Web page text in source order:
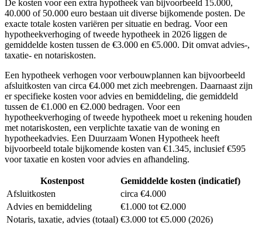
De kosten voor een extra hypotheek van bijvoorbeeld 15.000,
40.000 of 50.000 euro bestaan uit diverse bijkomende posten. De
exacte totale kosten variëren per situatie en bedrag. Voor een
hypotheekverhoging of tweede hypotheek in 2026 liggen de
gemiddelde kosten tussen de €3.000 en €5.000. Dit omvat advies-,
taxatie- en notariskosten.
Een hypotheek verhogen voor verbouwplannen kan bijvoorbeeld
afsluitkosten van circa €4.000 met zich meebrengen. Daarnaast zijn
er specifieke kosten voor advies en bemiddeling, die gemiddeld
tussen de €1.000 en €2.000 bedragen. Voor een
hypotheekverhoging of tweede hypotheek moet u rekening houden
met notariskosten, een verplichte taxatie van de woning en
hypotheekadvies. Een Duurzaam Wonen Hypotheek heeft
bijvoorbeeld totale bijkomende kosten van €1.345, inclusief €595
voor taxatie en kosten voor advies en afhandeling.
Kostenpost
Gemiddelde kosten (indicatief)
Afsluitkosten
circa €4.000
Advies en bemiddeling
€1.000 tot €2.000
Notaris, taxatie, advies (totaal) €3.000 tot €5.000 (2026)